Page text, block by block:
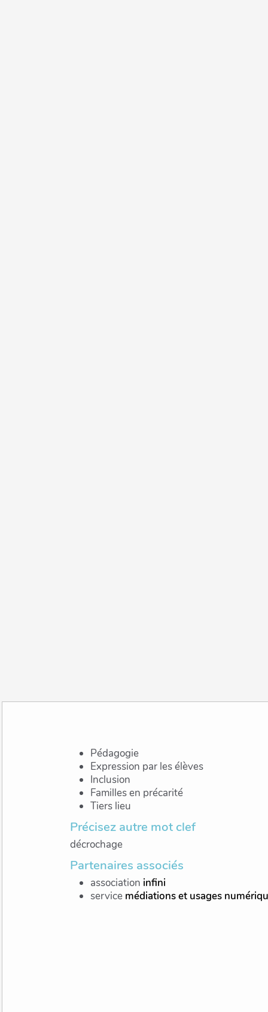
Pédagogie
Expression par les élèves
Inclusion
Familles en précarité
Tiers lieu
Précisez autre mot clef
décrochage
Partenaires associés
association infini
service médiations et usages